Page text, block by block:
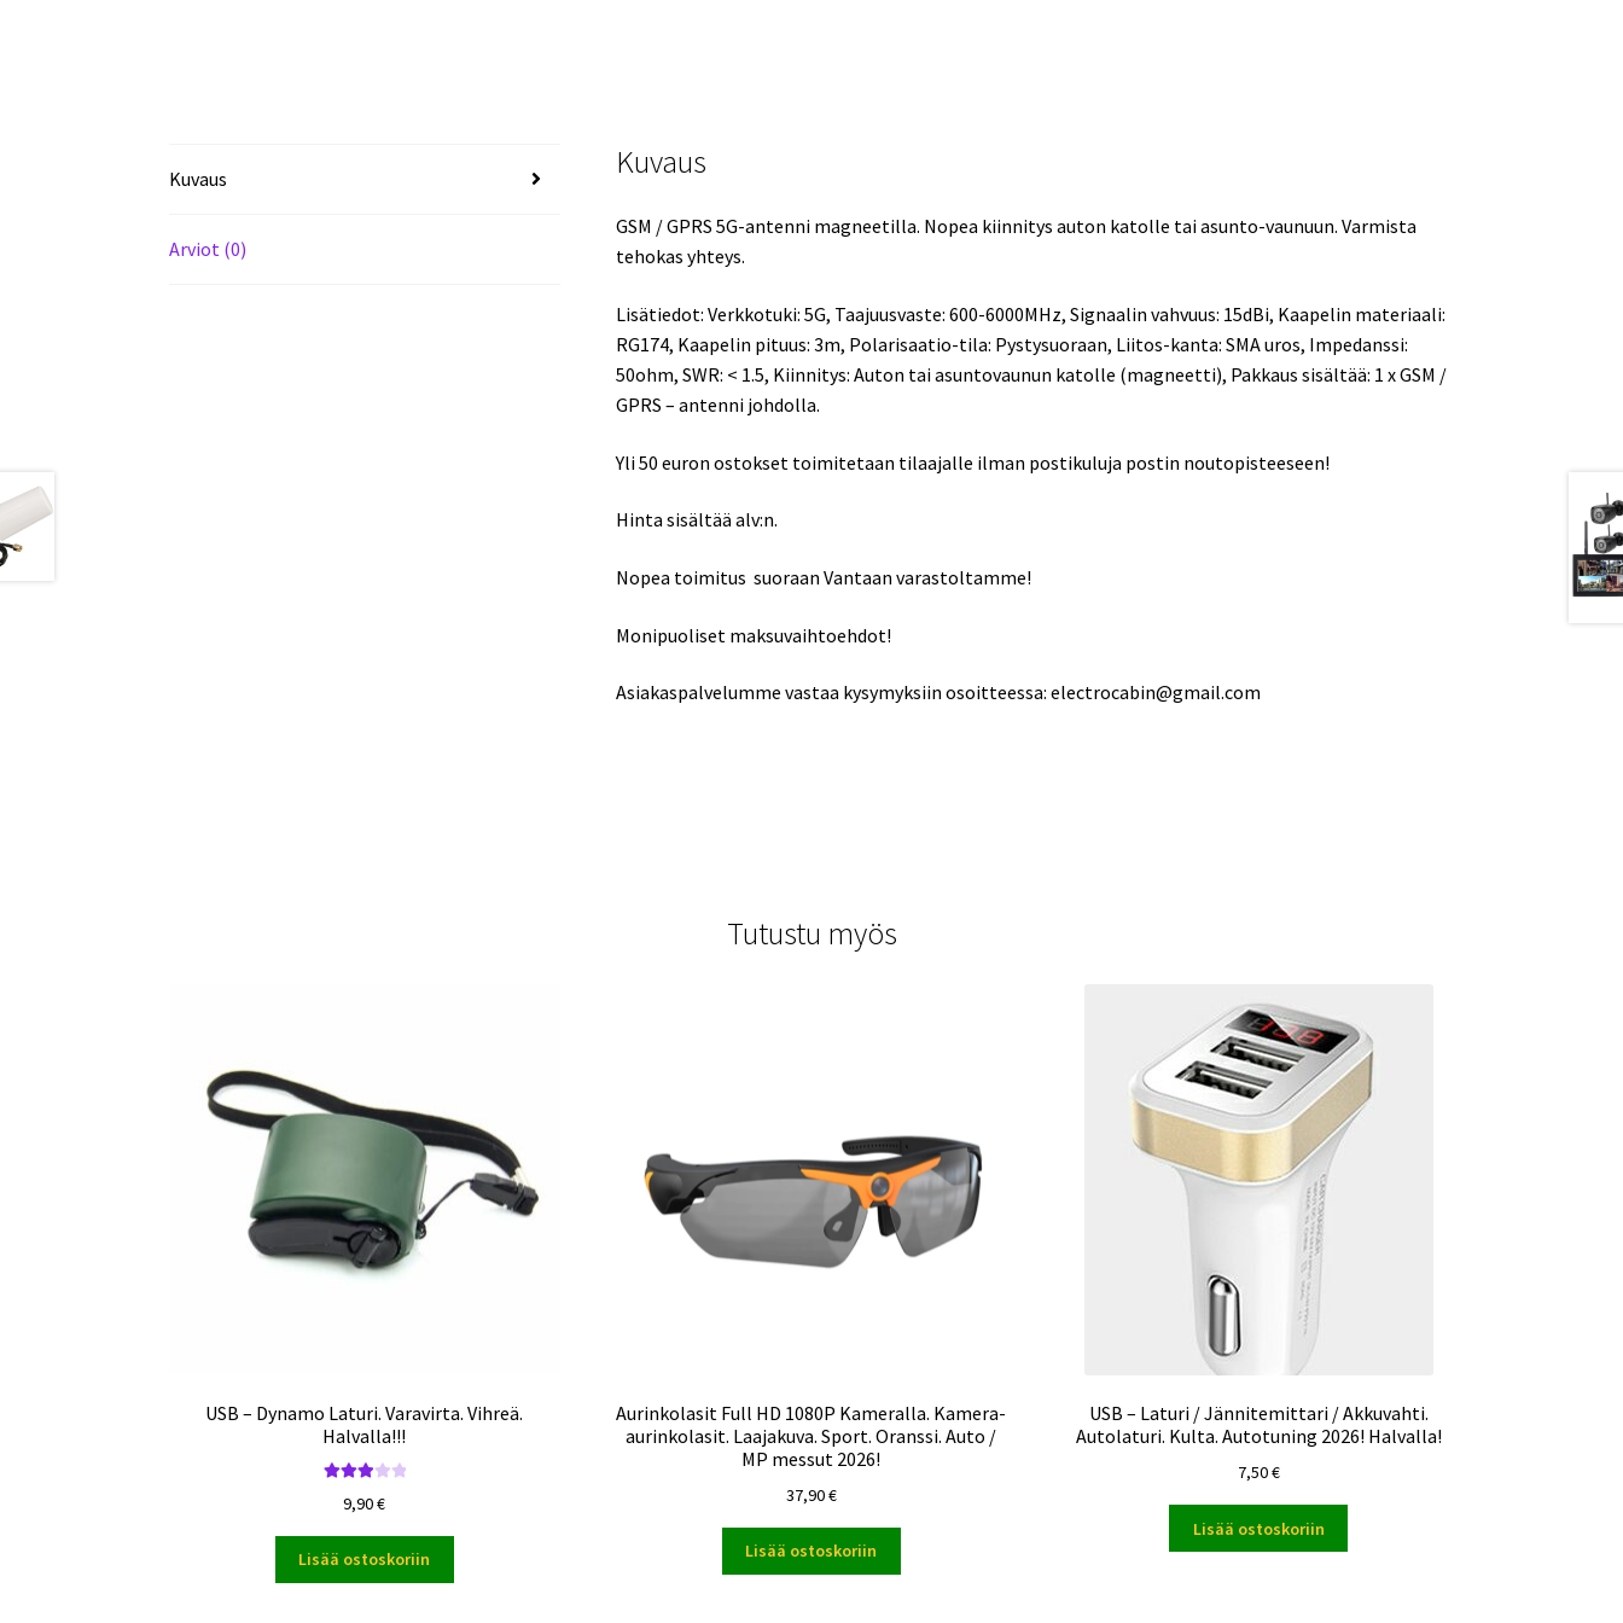
Kuvaus
Arviot (0)
Kuvaus
GSM / GPRS 5G-antenni magneetilla. Nopea kiinnitys auton katolle tai asunto-vaunuun. Varmista
tehokas yhteys.
Lisätiedot: Verkkotuki: 5G, Taajuusvaste: 600-6000MHz, Signaalin vahvuus: 15dBi, Kaapelin materiaali:
RG174, Kaapelin pituus: 3m, Polarisaatio-tila: Pystysuoraan, Liitos-kanta: SMA uros, Impedanssi:
50ohm, SWR: < 1.5, Kiinnitys: Auton tai asuntovaunun katolle (magneetti), Pakkaus sisältää: 1 x GSM /
GPRS – antenni johdolla.
Yli 50 euron ostokset toimitetaan tilaajalle ilman postikuluja postin noutopisteeseen!
Hinta sisältää alv:n.
Nopea toimitus suoraan Vantaan varastoltamme!
Monipuoliset maksuvaihtoehdot!
Asiakaspalvelumme vastaa kysymyksiin osoitteessa: electrocabin@gmail.com
Tutustu myös
USB – Dynamo Laturi. Varavirta. Vihreä.
Halvalla!!!
lu
tuotteest
a: 3.00/
5
9,90€
Lisää ostoskoriin
Aurinkolasit Full HD 1080P Kameralla. Kamera-
aurinkolasit. Laajakuva. Sport. Oranssi. Auto /
MP messut 2026!
37,90€
Lisää ostoskoriin
USB – Laturi / Jännitemittari / Akkuvahti.
Autolaturi. Kulta. Autotuning 2026! Halvalla!
7,50€
Lisää ostoskoriin